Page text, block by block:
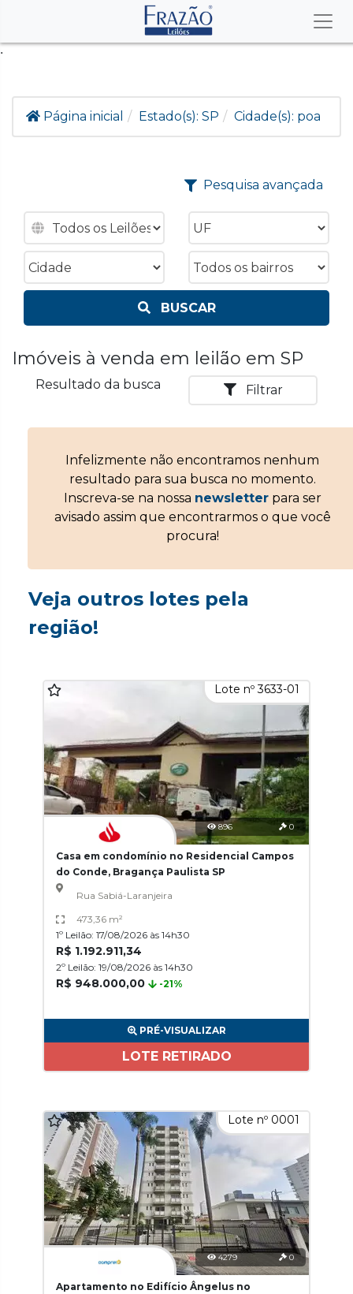
.
Página inicial Estado(s): SP Cidade(s): poa
Pesquisa avançada
BUSCAR
Imóveis à venda em leilão em SP
Resultado da busca Filtrar
Infelizmente não encontramos nenhum
resultado para sua busca no momento.
Inscreva-se na nossa newsletterpara ser
avisado assim que encontrarmos o que você
procura!
Veja outros lotes pela
região!
Lote nº 3633-01
896 0
Casa em condomínio no Residencial Campos
do Conde, Bragança Paulista SP
Rua Sabiá-Laranjeira
473,36 m²
1º Leilão: 17/08/2026 às 14h30
R$ 1.192.911,34
2º Leilão: 19/08/2026 às 14h30
R$ 948.000,00 -21%
PRÉ-VISUALIZAR
LOTE RETIRADO
Lote nº 0001
4279 0
Apartamento no Edifício Ângelus no